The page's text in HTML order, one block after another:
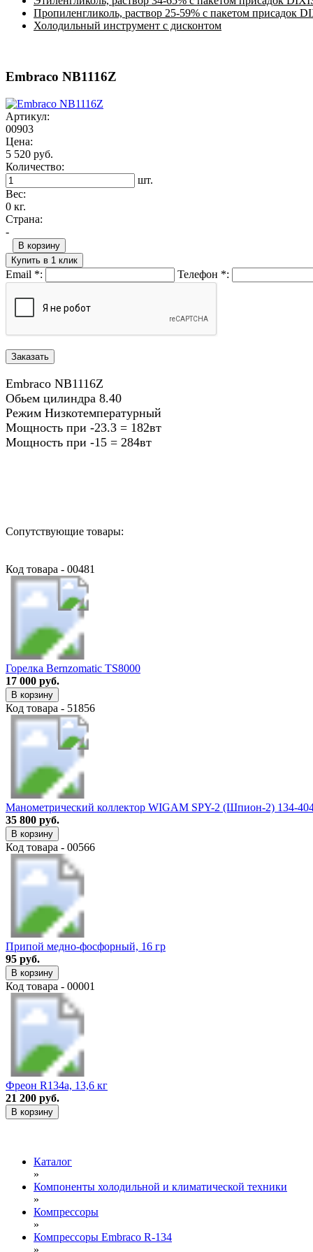
Пропиленгликоль, раствор 25-59% с пакетом присадок
Холодильный инструмент с дисконтом
Embraco NB1116Z
Артикул:
00903
Цена:
5 520 руб.
Количество:
шт.
Вес:
0 кг.
Страна:
-
В корзину
Купить в 1 клик
Email *: Телефон *:
Embraco NB1116Z
Обьем цилиндра 8.40
Режим Низкотемпературный
Мощность при -23.3 = 182вт
Мощность при -15 = 284вт
Сопутствующие товары:
Код товара - 00481
Горелка Bernzomatic TS8000
17 000 руб.
В корзину
Код товара - 51856
Манометрический коллектор WIGAM SPY-2 (Шпион-2) 134-
35 800 руб.
В корзину
Код товара - 00566
Припой медно-фосфорный, 16 гр
95 руб.
В корзину
Код товара - 00001
Фреон R134a, 13,6 кг
21 200 руб.
В корзину
Каталог
»
Компоненты холодильной и климатической техники
»
Компрессоры
»
Компрессоры Embraco R-134
»